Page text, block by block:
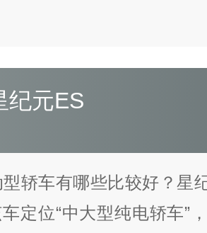
纪元ES
轿车有哪些比较好？星
定位“中大型纯电轿车”